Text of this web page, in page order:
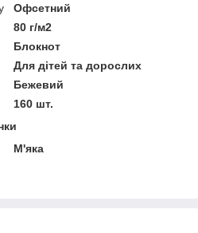
Офсетний
80 г/м2
Блокнот
Для дітей та дорослих
Бежевий
160 шт.
М'яка